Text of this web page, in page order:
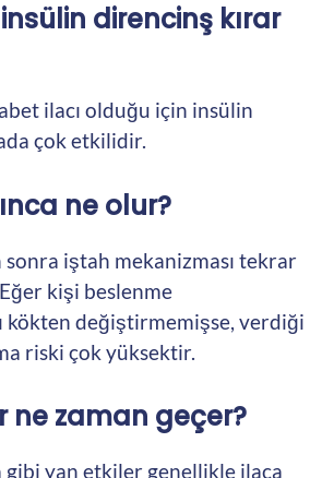
direncinş kırar
ilacı olduğu için insülin
çok etkilidir.
ne olur?
iştah mekanizması tekrar
kişi beslenme
kökten değiştirmemişse, verdiği
riski çok yüksektir.
ne zaman geçer?
gibi yan etkiler genellikle ilaca